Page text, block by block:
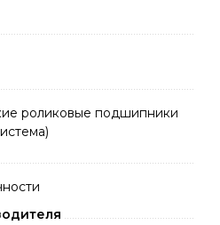
роликовые подшипники